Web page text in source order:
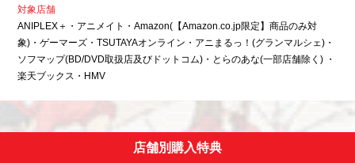
対象店舗
ANIPLEX＋・アニメイト・Amazon(【Amazon.co.jp限定】商品のみ対
象)・ゲーマーズ・TSUTAYAオンライン・アニまるっ！(グランマルシェ)・
ソフマップ(BD/DVD取扱店及びドットコム)・とらのあな(一部店舗除く) ・
楽天ブックス・HMV
店舗別購入特典